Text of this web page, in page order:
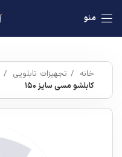
منو
خانه تجهیزات تابلویی
کابلشو مسی سایز ۱۵۰